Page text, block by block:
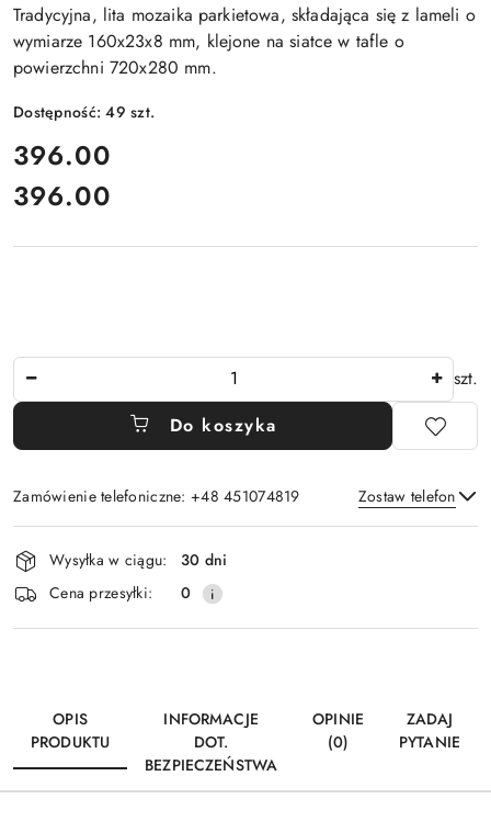
Tradycyjna, lita mozaika parkietowa, składająca się z lameli o
wymiarze 160x23x8 mm, klejone na siatce w tafle o
powierzchni 720x280 mm.
Dostępność:49szt.
cena:
396.00
Cena:
396.00
szt.
Do koszyka
Zamówienie telefoniczne: +48 451074819 Zostaw telefon
Wyślij
Dostępność
i
dostawa
Wysyłka w ciągu:
30 dni
Cena przesyłki:
0
OPIS
PRODUKTU
INFORMACJE
DOT.
BEZPIECZEŃSTWA
OPINIE
(0)
ZADAJ
PYTANIE